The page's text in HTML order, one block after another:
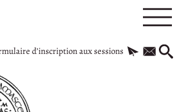
d’inscription aux sessions